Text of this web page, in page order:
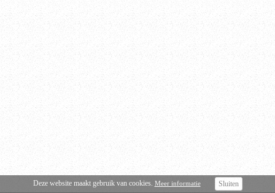
Deze website maakt gebruik van cookies. Meer informatie Sluiten